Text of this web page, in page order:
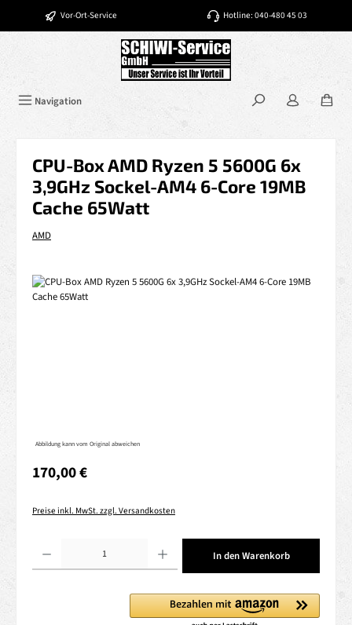
Zum Hauptinhalt springen
Vor-Ort-Service Hotline: 040-480 45 03
Navigation
CPU-Box AMD Ryzen 5 5600G 6x
3,9GHz Sockel-AM4 6-Core 19MB
Cache 65Watt
AMD
Bildergalerie überspringen
Abbildung kann vom Original abweichen
Regulärer Preis:
170,00 €
Preise inkl. MwSt. zzgl. Versandkosten
In den Warenkorb